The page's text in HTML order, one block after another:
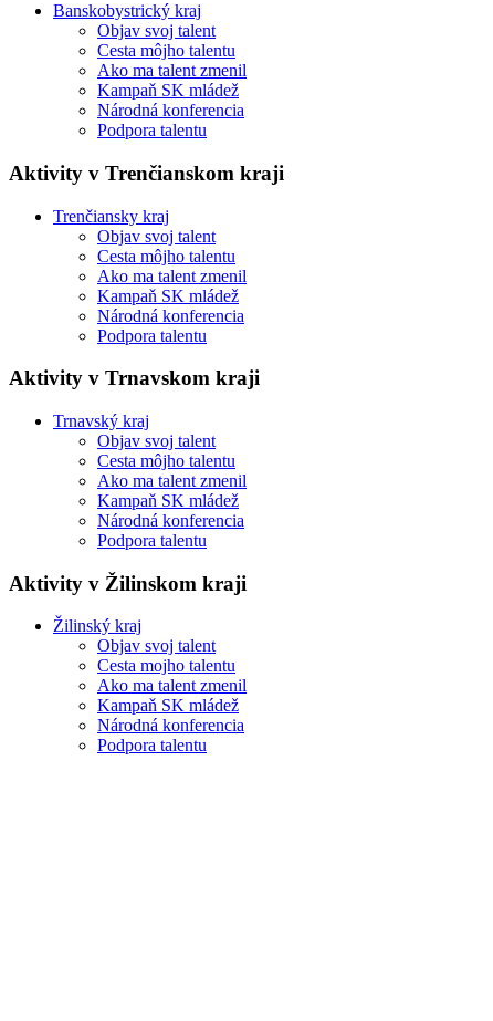
Banskobystrický kraj
Objav svoj talent
Cesta môjho talentu
Ako ma talent zmenil
Kampaň SK mládež
Národná konferencia
Podpora talentu
Aktivity v Trenčianskom kraji
Trenčiansky kraj
Objav svoj talent
Cesta môjho talentu
Ako ma talent zmenil
Kampaň SK mládež
Národná konferencia
Podpora talentu
Aktivity v Trnavskom kraji
Trnavský kraj
Objav svoj talent
Cesta môjho talentu
Ako ma talent zmenil
Kampaň SK mládež
Národná konferencia
Podpora talentu
Aktivity v Žilinskom kraji
Žilinský kraj
Objav svoj talent
Cesta mojho talentu
Ako ma talent zmenil
Kampaň SK mládež
Národná konferencia
Podpora talentu